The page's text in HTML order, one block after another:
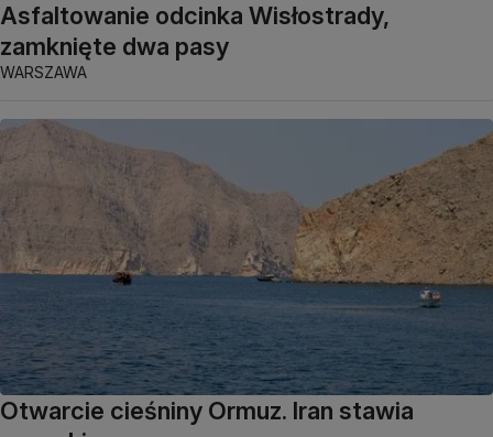
Asfaltowanie odcinka Wisłostrady,
zamknięte dwa pasy
WARSZAWA
Otwarcie cieśniny Ormuz. Iran stawia